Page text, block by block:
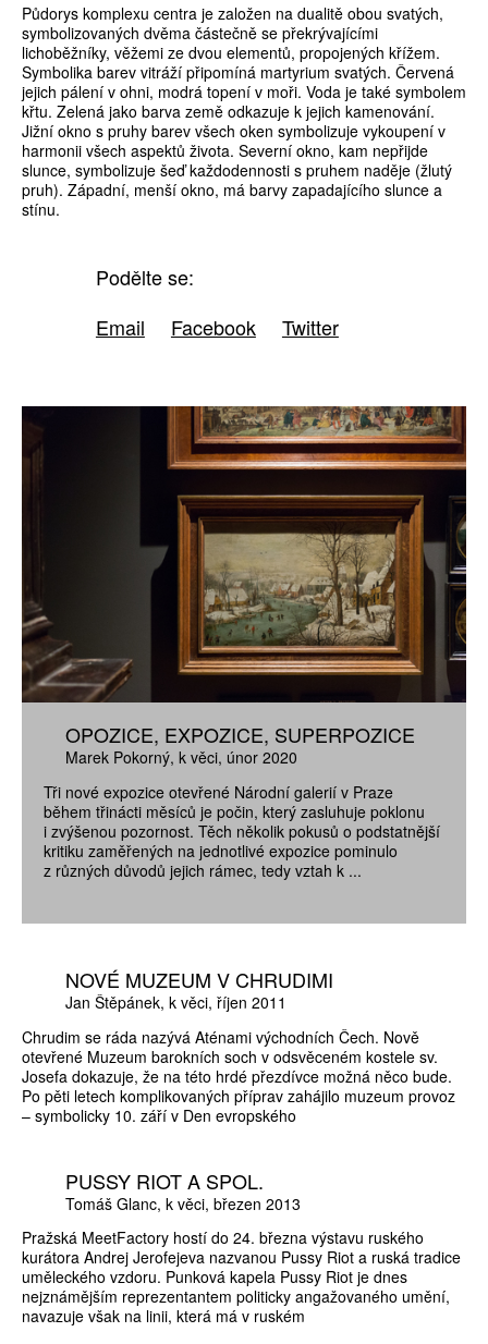
Půdorys komplexu centra je založen na dualitě obou svatých,
symbolizovaných dvěma částečně se překrývajícími
lichoběžníky, věžemi ze dvou elementů, propojených křížem.
Symbolika barev vitráží připomíná martyrium svatých. Červená
jejich pálení v ohni, modrá topení v moři. Voda je také symbolem
křtu. Zelená jako barva země odkazuje k jejich kamenování.
Jižní okno s pruhy barev všech oken symbolizuje vykoupení v
harmonii všech aspektů života. Severní okno, kam nepřijde
slunce, symbolizuje šeď každodennosti s pruhem naděje (žlutý
pruh). Západní, menší okno, má barvy zapadajícího slunce a
stínu.
Podělte se:
Email
Facebook Twitter
OPOZICE, EXPOZICE, SUPERPOZICE
Marek Pokorný k věci únor 2020
Tři nové expozice otevřené Národní galerií v Praze
během třinácti měsíců je počin, který zasluhuje poklonu
i zvýšenou pozornost. Těch několik pokusů o podstatnější
kritiku zaměřených na jednotlivé expozice pominulo
z různých důvodů jejich rámec, tedy vztah k ...
NOVÉ MUZEUM V CHRUDIMI
Jan Štěpánek k věci říjen 2011
Chrudim se ráda nazývá Aténami východních Čech. Nově
otevřené Muzeum barokních soch v odsvěceném kostele sv.
Josefa dokazuje, že na této hrdé přezdívce možná něco bude.
Po pěti letech komplikovaných příprav zahájilo muzeum provoz
– symbolicky 10. září v Den evropského
PUSSY RIOT A SPOL.
Tomáš Glanc k věci březen 2013
Pražská MeetFactory hostí do 24. března výstavu ruského
kurátora Andrej Jerofejeva nazvanou Pussy Riot a ruská tradice
uměleckého vzdoru. Punková kapela Pussy Riot je dnes
nejznámějším reprezentantem politicky angažovaného umění,
navazuje však na linii, která má v ruském